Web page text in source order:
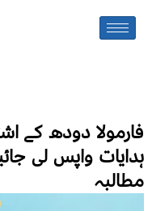
فارمولا دودھ کے
ہدایات واپس لی
مطالبہ